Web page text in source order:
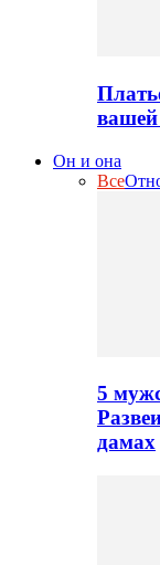
вашей
Он и она
Все
5
дамах